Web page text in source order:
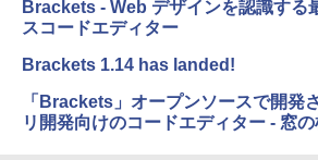
ージ、防水、7イン
テリー、広告無し、
売)
Brackets - Web デザインを認識する
スコードエディター
Brackets 1.14 has landed!
「Brackets」オープンソースで開発
リ開発向けのコードエディター - 窓の